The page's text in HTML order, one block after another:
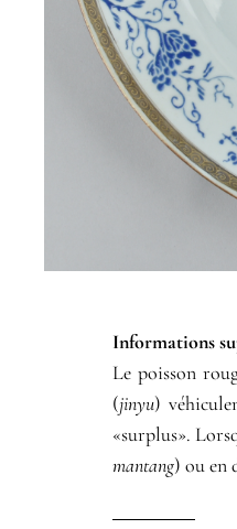
Informations
Le poisson
(jinyu)
«surplus».
mantang) ou en